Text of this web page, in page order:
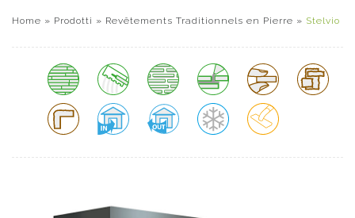
Home » Prodotti » Revêtements Traditionnels en Pierre » Stelvio